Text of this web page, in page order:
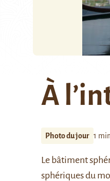
À
Photo du jour 1
Le bâtiment
sphériques du